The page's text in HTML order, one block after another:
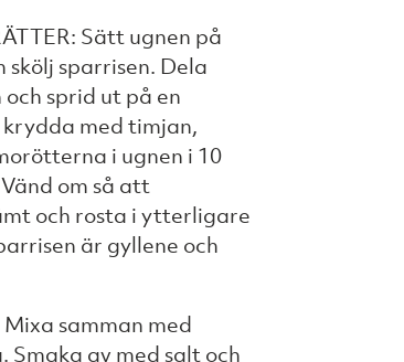
Sätt ugnen på
sparrisen. Dela
sprid ut på en
med timjan,
i ugnen i 10
om så att
och rosta i ytterligare
är gyllene och
samman med
av med salt och